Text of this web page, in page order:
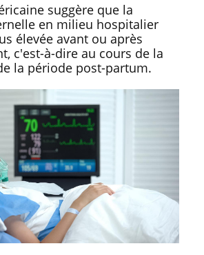
suggère que la
en milieu hospitalier
élevée avant ou après
c'est-à-dire au cours de la
la période post-partum.